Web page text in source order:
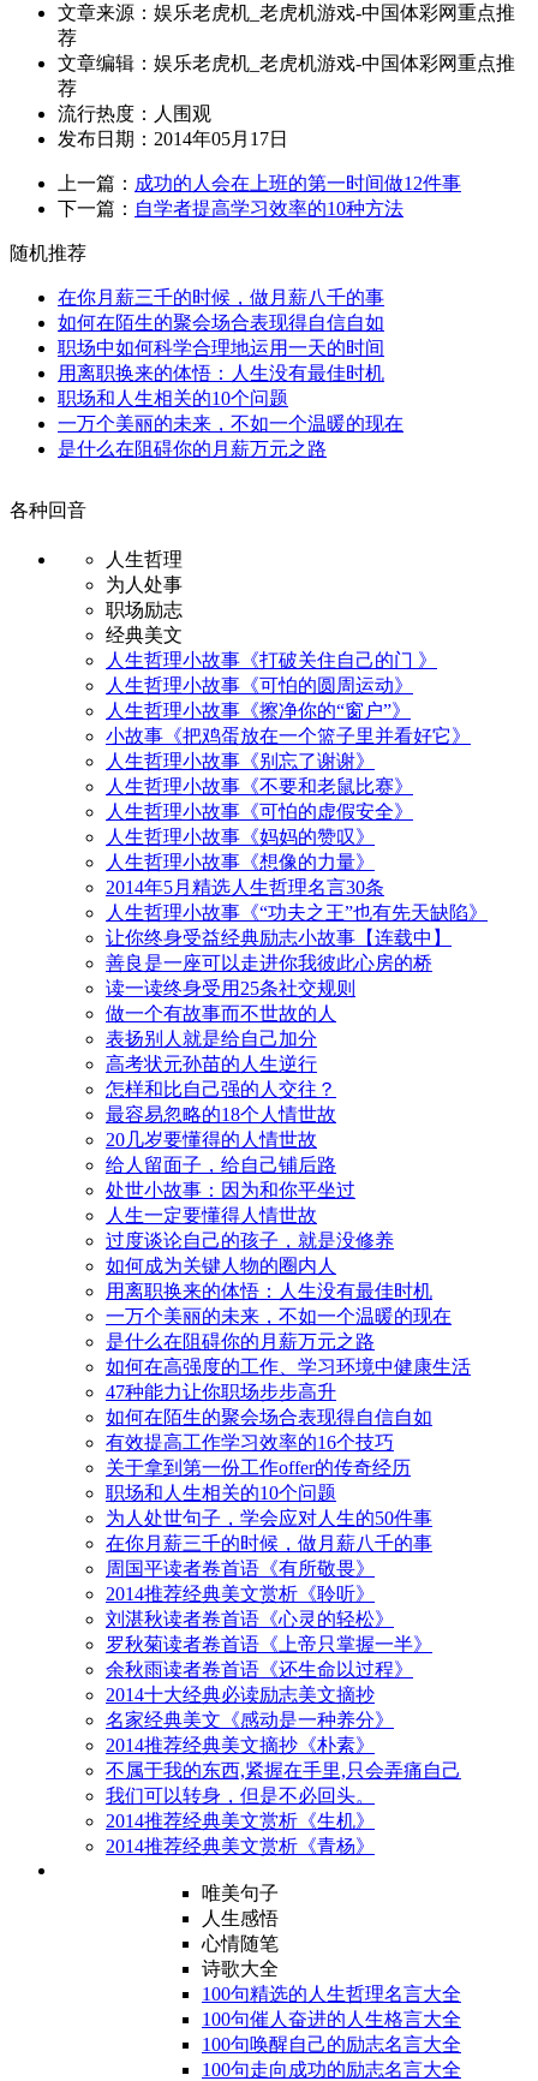
文章来源：娱乐老虎机_老虎机游戏-中国体彩网重点推
荐
文章编辑：娱乐老虎机_老虎机游戏-中国体彩网重点推
荐
流行热度： 人围观
发布日期：2014年05月17日
上一篇： 成功的人会在上班的第一时间做12件事
下一篇： 自学者提高学习效率的10种方法
随机推荐
在你月薪三千的时候，做月薪八千的事
如何在陌生的聚会场合表现得自信自如
职场中如何科学合理地运用一天的时间
用离职换来的体悟：人生没有最佳时机
职场和人生相关的10个问题
一万个美丽的未来，不如一个温暖的现在
是什么在阻碍你的月薪万元之路
各种回音
人生哲理
为人处事
职场励志
经典美文
人生哲理小故事《打破关住自己的门 》
人生哲理小故事《可怕的圆周运动》
人生哲理小故事《擦净你的“窗户”》
小故事《把鸡蛋放在一个篮子里并看好它》
人生哲理小故事《别忘了谢谢》
人生哲理小故事《不要和老鼠比赛》
人生哲理小故事《可怕的虚假安全》
人生哲理小故事《妈妈的赞叹》
人生哲理小故事《想像的力量》
2014年5月精选人生哲理名言30条
人生哲理小故事《“功夫之王”也有先天缺陷》
让你终身受益经典励志小故事【连载中】
善良是一座可以走进你我彼此心房的桥
读一读终身受用25条社交规则
做一个有故事而不世故的人
表扬别人就是给自己加分
高考状元孙苗的人生逆行
怎样和比自己强的人交往？
最容易忽略的18个人情世故
20几岁要懂得的人情世故
给人留面子，给自己铺后路
处世小故事：因为和你平坐过
人生一定要懂得人情世故
过度谈论自己的孩子，就是没修养
如何成为关键人物的圈内人
用离职换来的体悟：人生没有最佳时机
一万个美丽的未来，不如一个温暖的现在
是什么在阻碍你的月薪万元之路
如何在高强度的工作、学习环境中健康生活
47种能力让你职场步步高升
如何在陌生的聚会场合表现得自信自如
有效提高工作学习效率的16个技巧
关于拿到第一份工作offer的传奇经历
职场和人生相关的10个问题
为人处世句子，学会应对人生的50件事
在你月薪三千的时候，做月薪八千的事
周国平读者卷首语《有所敬畏》
2014推荐经典美文赏析《聆听》
刘湛秋读者卷首语《心灵的轻松》
罗秋菊读者卷首语《上帝只掌握一半》
余秋雨读者卷首语《还生命以过程》
2014十大经典必读励志美文摘抄
名家经典美文《感动是一种养分》
2014推荐经典美文摘抄《朴素》
不属于我的东西,紧握在手里,只会弄痛自己
我们可以转身，但是不必回头。
2014推荐经典美文赏析《生机》
2014推荐经典美文赏析《青杨》
唯美句子
人生感悟
心情随笔
诗歌大全
100句精选的人生哲理名言大全
100句催人奋进的人生格言大全
100句唤醒自己的励志名言大全
100句走向成功的励志名言大全